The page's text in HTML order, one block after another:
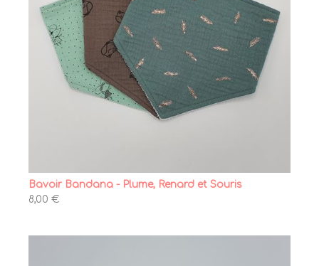
Bavoir Bandana - Plume, Renard et Souris
8,00 €